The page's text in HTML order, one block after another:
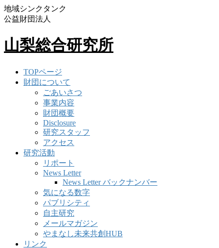
地域シンクタンク
公益財団法人
山梨総合研究所
TOPページ
財団について
ごあいさつ
事業内容
財団概要
Disclosure
研究スタッフ
アクセス
研究活動
リポート
News Letter
News Letter バックナンバー
気になる数字
パブリシティ
自主研究
メールマガジン
やまなし未来共創HUB
リンク